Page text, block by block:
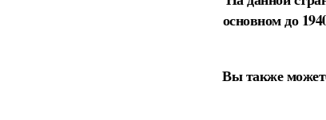
основном до
Вы также